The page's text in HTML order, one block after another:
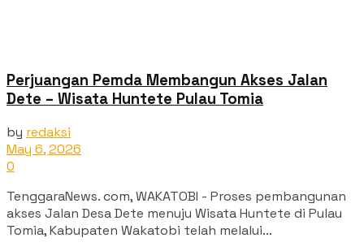
Perjuangan Pemda Membangun Akses Jalan
Dete – Wisata Huntete Pulau Tomia
by redaksi
May 6, 2026
0
TenggaraNews. com, WAKATOBI - Proses pembangunan
akses Jalan Desa Dete menuju Wisata Huntete di Pulau
Tomia, Kabupaten Wakatobi telah melalui...